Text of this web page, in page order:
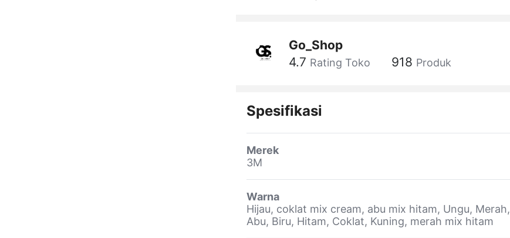
Go_Shop
4.7 Rating Toko 918 Produk
Spesifikasi
Merek
3M
Warna
Hijau, coklat mix cream, abu mix hitam, Ungu, Merah,
Abu, Biru, Hitam, Coklat, Kuning, merah mix hitam